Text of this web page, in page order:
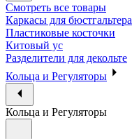
Смотреть все товары
Каркасы для бюстгальтера
Пластиковые косточки
Китовый ус
Разделители для декольте
Кольца и Регуляторы
Кольца и Регуляторы